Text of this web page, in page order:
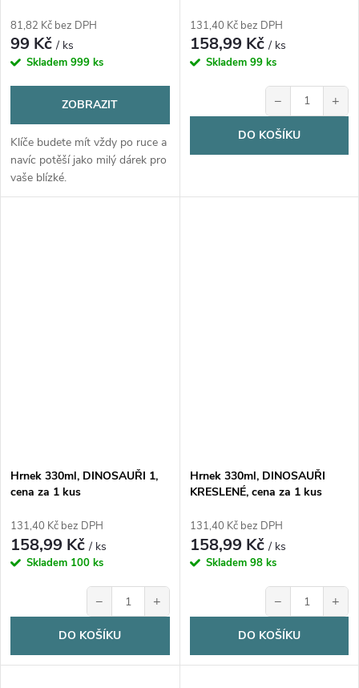
81,82 Kč bez DPH
99 Kč/ ks
Skladem 999 ks
ZOBRAZIT
Klíče budete mít vždy po ruce a
navíc potěší jako milý dárek pro
vaše blízké.
131,40 Kč bez DPH
158,99 Kč/ ks
Skladem 99 ks
− +
DO KOŠÍKU
Hrnek 330ml, DINOSAUŘI 1,
cena za 1 kus
131,40 Kč bez DPH
158,99 Kč/ ks
Skladem 100 ks
− +
DO KOŠÍKU
Hrnek 330ml, DINOSAUŘI
KRESLENÉ, cena za 1 kus
131,40 Kč bez DPH
158,99 Kč/ ks
Skladem 98 ks
− +
DO KOŠÍKU